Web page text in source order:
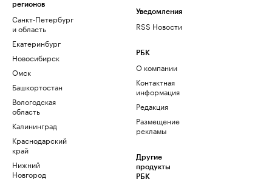
регионов
Санкт-Петербург
и область
Екатеринбург
Новосибирск
Омск
Башкортостан
Вологодская
область
Калининград
Краснодарский
край
Нижний
Новгород
Уведомления
RSS Новости
РБК
О компании
Контактная
информация
Редакция
Размещение
рекламы
Другие
продукты
РБК